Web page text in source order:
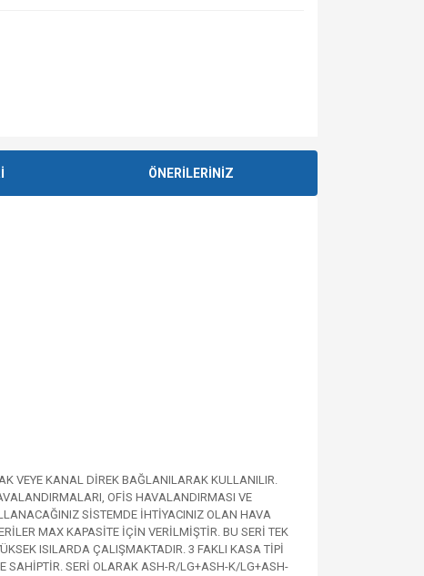
ÖNERİLERİNİZ
VEYE KANAL DİREK BAĞLANILARAK KULLANILIR.
OFİS HAVALANDIRMASI VE
SİSTEMDE İHTİYACINIZ OLAN HAVA
MAX KAPASİTE İÇİN VERİLMİŞTİR. BU SERİ TEK
ISILARDA ÇALIŞMAKTADIR. 3 FAKLI KASA TİPİ
SAHİPTİR. SERİ OLARAK ASH-R/LG+ASH-K/LG+ASH-